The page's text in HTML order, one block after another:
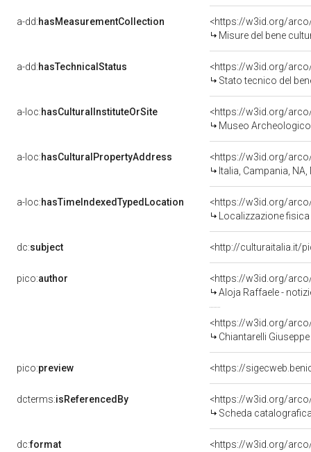
a-dd:hasMeasurementCollection
<https://w3id.org/
Misure del bene
a-dd:hasTechnicalStatus
<https://w3id.org/
Stato tecnico del
a-loc:hasCulturalInstituteOrSite
<https://w3id.org/
Museo
a-loc:hasCulturalPropertyAddress
<https://w3id.org/
Italia, Campania,
a-loc:hasTimeIndexedTypedLocation
<https://w3id.org/
Localizzazione
dc:subject <http://culturaitalia.it/
pico:author
<https://w3id.org/
Aloja Raffaele -
<https://w3id.org/
Chiantarelli
pico:preview <https://
dcterms:isReferencedBy
<https://w3id.org/
Scheda
dc:format
<https://w3id.org/